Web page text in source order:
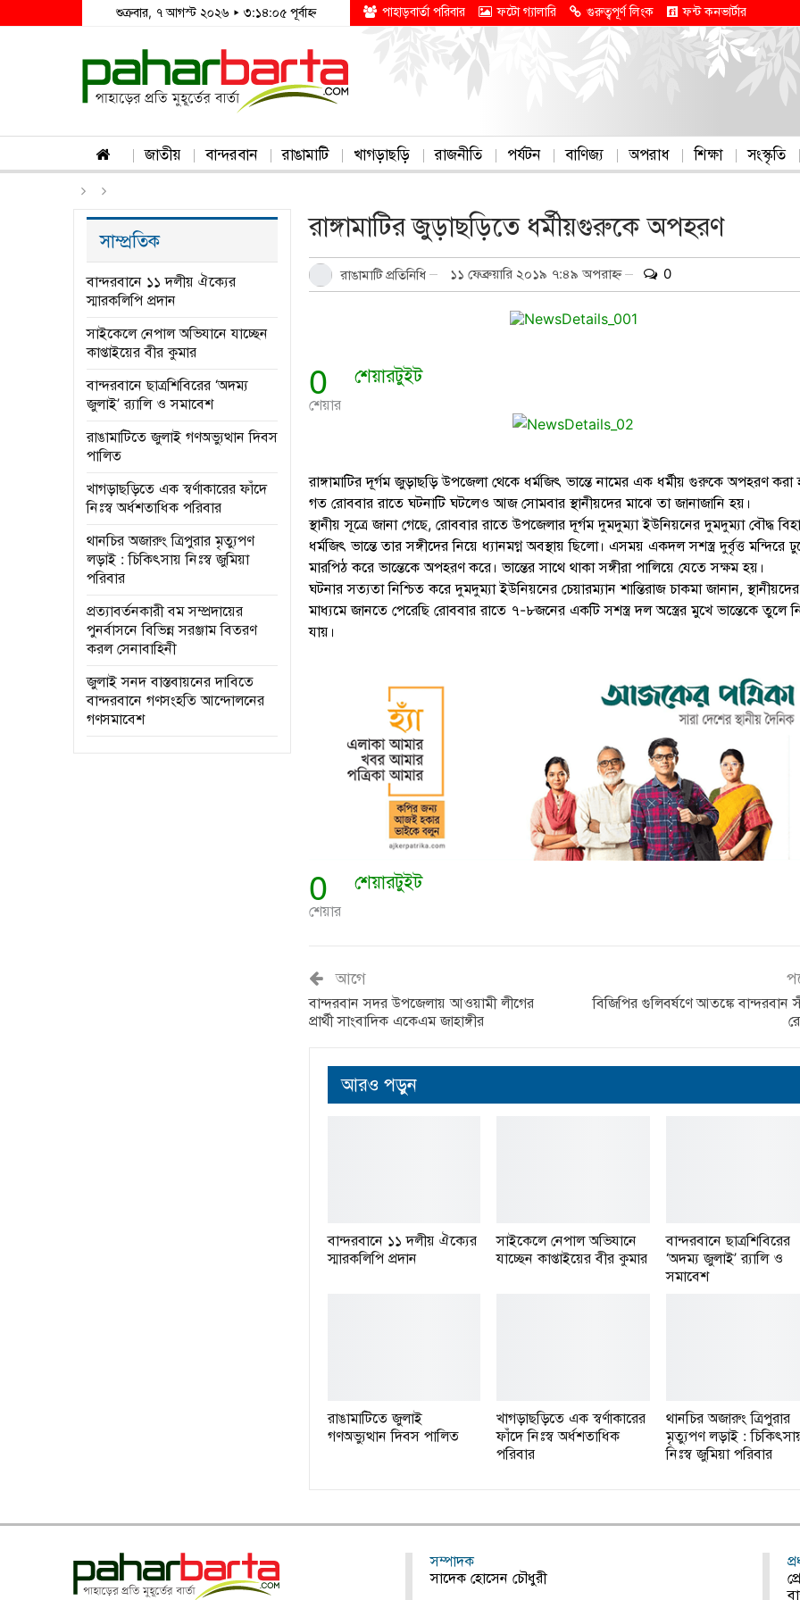
শুক্রবার, ৭ আগস্ট ২০২৬ ▸ ৩:১৪:০৫ পূর্বাহ্ন পাহাড়বার্তা পরিবার ফটো গ্যালারি গুরুত্বপূর্ণ লিংক ফন্ট কনভার্টার
জাতীয় বান্দরবান রাঙামাটি খাগড়াছড়ি রাজনীতি পর্যটন বাণিজ্য অপরাধ শিক্ষা সংস্কৃতি
রাঙ্গামাটির জুড়াছড়িতে ধর্মীয়গুরুকে অপহরণ
রাঙামাটি প্রতিনিধি ১১ ফেব্রুয়ারি ২০১৯ ৭:৪৯ অপরাহ্ন 0
0
শেয়ার
শেয়ারটুইট
রাঙ্গামাটির দূর্গম জুড়াছড়ি উপজেলা থেকে ধর্মজিৎ ভান্তে নামের এক ধর্মীয় গুরুকে অপহরণ করা
গত রোববার রাতে ঘটনাটি ঘটলেও আজ সোমবার স্থানীয়দের মাঝে তা জানাজানি হয়।
স্থানীয় সূত্রে জানা গেছে, রোববার রাতে উপজেলার দূর্গম দুমদুম্যা ইউনিয়নের দুমদুম্যা বৌদ্ধ
ধর্মজিৎ ভান্তে তার সঙ্গীদের নিয়ে ধ্যানমগ্ন অবস্থায় ছিলো। এসময় একদল সশস্ত্র দুর্বৃত্ত মন্দিরে
মারপিঠ করে ভান্তেকে অপহরণ করে। ভান্তের সাথে থাকা সঙ্গীরা পালিয়ে যেতে সক্ষম হয়।
ঘটনার সত্যতা নিশ্চিত করে দুমদুম্যা ইউনিয়নের চেয়ারম্যান শান্তিরাজ চাকমা জানান, স্থানীয়দের
মাধ্যমে জানতে পেরেছি রোববার রাতে ৭-৮জনের একটি সশস্ত্র দল অস্ত্রের মুখে ভান্তেকে তুলে
যায়।
0
শেয়ার
শেয়ারটুইট
আগে
বান্দরবান সদর উপজেলায় আওয়ামী লীগের
প্রার্থী সাংবাদিক একেএম জাহাঙ্গীর
বিজিপির গুলিবর্ষণে আতঙ্কে বান্দরবান
আরও পড়ুন
বান্দরবানে ১১ দলীয় ঐক্যের
স্মারকলিপি প্রদান
সাইকেলে নেপাল অভিযানে
যাচ্ছেন কাপ্তাইয়ের বীর কুমার
বান্দরবানে ছাত্রশিবিরের
‘অদম্য জুলাই’ র‌্যালি ও
সমাবেশ
রাঙামাটিতে জুলাই
গণঅভ্যুত্থান দিবস পালিত
খাগড়াছড়িতে এক স্বর্ণাকারের
ফাঁদে নিঃস্ব অর্ধশতাধিক
পরিবার
থানচির অজারুং ত্রিপুরার
মৃত্যুপণ লড়াই :
নিঃস্ব জুমিয়া পরিবার
সাম্প্রতিক
বান্দরবানে ১১ দলীয় ঐক্যের
স্মারকলিপি প্রদান
সাইকেলে নেপাল অভিযানে যাচ্ছেন
কাপ্তাইয়ের বীর কুমার
বান্দরবানে ছাত্রশিবিরের ‘অদম্য
জুলাই’ র‌্যালি ও সমাবেশ
রাঙামাটিতে জুলাই গণঅভ্যুত্থান দিবস
পালিত
খাগড়াছড়িতে এক স্বর্ণাকারের ফাঁদে
নিঃস্ব অর্ধশতাধিক পরিবার
থানচির অজারুং ত্রিপুরার মৃত্যুপণ
লড়াই : চিকিৎসায় নিঃস্ব জুমিয়া
পরিবার
প্রত্যাবর্তনকারী বম সম্প্রদায়ের
পুনর্বাসনে বিভিন্ন সরঞ্জাম বিতরণ
করল সেনাবাহিনী
জুলাই সনদ বাস্তবায়নের দাবিতে
বান্দরবানে গণসংহতি আন্দোলনের
গণসমাবেশ
সম্পাদক
সাদেক হোসেন চৌধুরী